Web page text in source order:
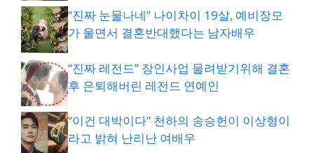
“진짜 눈물나네” 나이차이 19살, 예비장모
가 울면서 결혼반대했다는 남자배우
“진짜 레전드” 장인사업 물려받기위해 결혼
후 은퇴해버린 레전드 연예인
“이건 대박이다” 천하의 송승헌이 이상형이
라고 밝혀 난리난 여배우